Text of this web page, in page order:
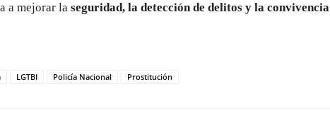
a mejorar la seguridad, la detección de delitos y la convivencia
LGTBI Policía Nacional Prostitución